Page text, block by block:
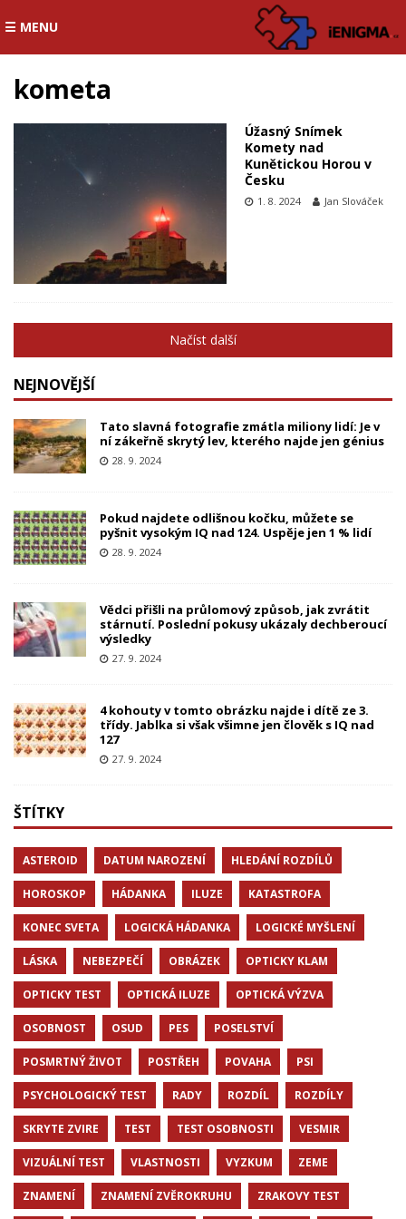
☰ MENU
kometa
Úžasný Snímek
Komety nad
Kunětickou Horou v
Česku
1. 8. 2024 Jan Slováček
Načíst další
NEJNOVĚJŠÍ
Tato slavná fotografie zmátla miliony lidí: Je v
ní zákeřně skrytý lev, kterého najde jen génius
28. 9. 2024
Pokud najdete odlišnou kočku, můžete se
pyšnit vysokým IQ nad 124. Uspěje jen 1 % lidí
28. 9. 2024
Vědci přišli na průlomový způsob, jak zvrátit
stárnutí. Poslední pokusy ukázaly dechberoucí
výsledky
27. 9. 2024
4 kohouty v tomto obrázku najde i dítě ze 3.
třídy. Jablka si však všimne jen člověk s IQ nad
127
27. 9. 2024
ŠTÍTKY
ASTEROID DATUM NAROZENÍ HLEDÁNÍ ROZDÍLŮ
HOROSKOP HÁDANKA ILUZE KATASTROFA
KONEC SVETA LOGICKÁ HÁDANKA LOGICKÉ MYŠLENÍ
LÁSKA NEBEZPEČÍ OBRÁZEK OPTICKY KLAM
OPTICKY TEST OPTICKÁ ILUZE OPTICKÁ VÝZVA
OSOBNOST OSUD PES POSELSTVÍ
POSMRTNÝ ŽIVOT POSTŘEH POVAHA PSI
PSYCHOLOGICKÝ TEST RADY ROZDÍL ROZDÍLY
SKRYTE ZVIRE TEST TEST OSOBNOSTI VESMIR
VIZUÁLNÍ TEST VLASTNOSTI VYZKUM ZEME
ZNAMENÍ ZNAMENÍ ZVĚROKRUHU ZRAKOVY TEST